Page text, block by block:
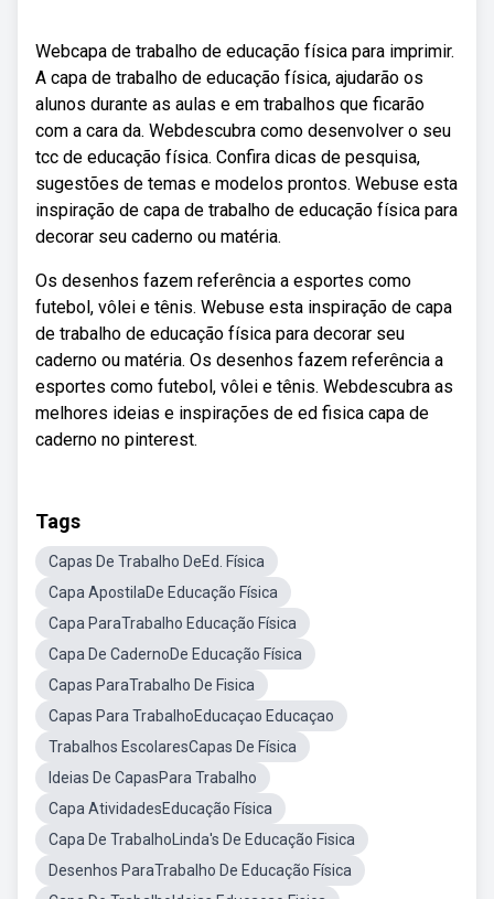
Webcapa de trabalho de educação física para imprimir.
A capa de trabalho de educação física, ajudarão os
alunos durante as aulas e em trabalhos que ficarão
com a cara da. Webdescubra como desenvolver o seu
tcc de educação física. Confira dicas de pesquisa,
sugestões de temas e modelos prontos. Webuse esta
inspiração de capa de trabalho de educação física para
decorar seu caderno ou matéria.
Os desenhos fazem referência a esportes como
futebol, vôlei e tênis. Webuse esta inspiração de capa
de trabalho de educação física para decorar seu
caderno ou matéria. Os desenhos fazem referência a
esportes como futebol, vôlei e tênis. Webdescubra as
melhores ideias e inspirações de ed fisica capa de
caderno no pinterest.
Tags
Capas De Trabalho DeEd. Física
Capa ApostilaDe Educação Física
Capa ParaTrabalho Educação Física
Capa De CadernoDe Educação Física
Capas ParaTrabalho De Fisica
Capas Para TrabalhoEducaçao Educaçao
Trabalhos EscolaresCapas De Física
Ideias De CapasPara Trabalho
Capa AtividadesEducação Física
Capa De TrabalhoLinda's De Educação Fisica
Desenhos ParaTrabalho De Educação Física